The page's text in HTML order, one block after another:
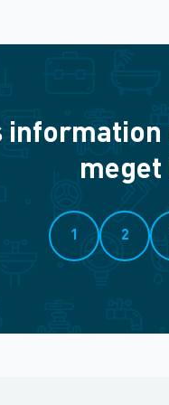
1 2